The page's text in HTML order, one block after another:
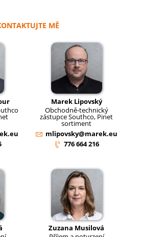
MĚ
Marek Lipovský
Obchodně-technický
zástupce Southco, Pinet
sortiment
mlipovsky@marek.eu
776 664 216
Zuzana Musilová